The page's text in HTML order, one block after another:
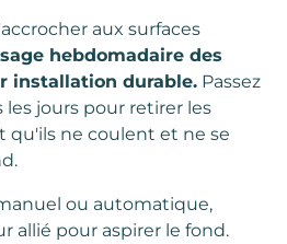
aux surfaces
hebdomadaire des
installation durable. Passez
jours pour retirer les
qu'ils ne coulent et ne se
ou automatique,
allié pour aspirer le fond.